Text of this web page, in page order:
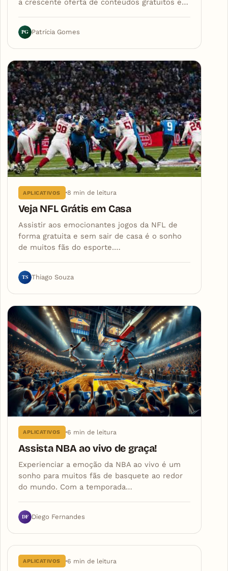
a crescente oferta de conteúdos gratuitos e…
PG Patrícia Gomes
APLICATIVOS 8 min de leitura
Veja NFL Grátis em Casa
Assistir aos emocionantes jogos da NFL de
forma gratuita e sem sair de casa é o sonho
de muitos fãs do esporte.…
TS Thiago Souza
APLICATIVOS 6 min de leitura
Assista NBA ao vivo de graça!
Experienciar a emoção da NBA ao vivo é um
sonho para muitos fãs de basquete ao redor
do mundo. Com a temporada…
DF Diego Fernandes
APLICATIVOS 6 min de leitura